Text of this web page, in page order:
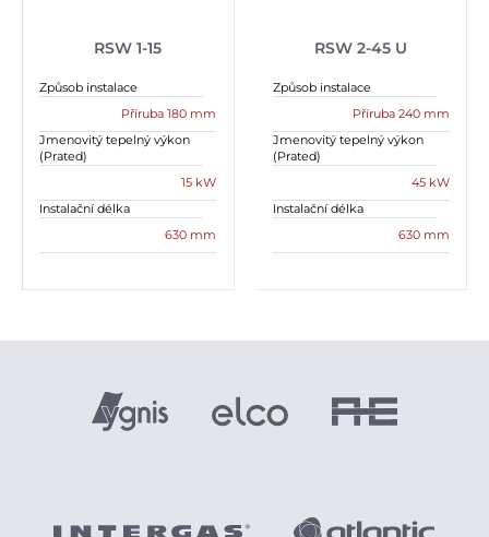
RSW 1-15
Způsob instalace
Příruba 180 mm
Jmenovitý tepelný výkon
(Prated)
15 kW
Instalační délka
630 mm
RSW 2-45 U
Způsob instalace
Příruba 240 mm
Jmenovitý tepelný výkon
(Prated)
45 kW
Instalační délka
630 mm